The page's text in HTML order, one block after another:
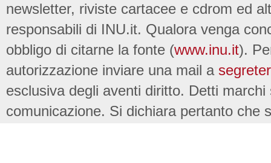
newsletter, riviste cartacee e cdrom ed
responsabili di INU.it. Qualora venga
obbligo di citarne la fonte (www.inu.it).
autorizzazione inviare una mail a
esclusiva degli aventi diritto. Detti
comunicazione. Si dichiara pertanto che